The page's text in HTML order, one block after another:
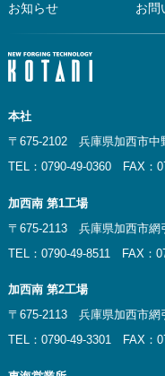
お知らせ お問
本社
〒675-2102 兵庫県加西市中
TEL：0790-49-0360 FAX：
加西南 第1工場
〒675-2113 兵庫県加西市網
TEL：0790-49-8511 FAX：
加西南 第2工場
〒675-2113 兵庫県加西市網
TEL：0790-49-3301 FAX：